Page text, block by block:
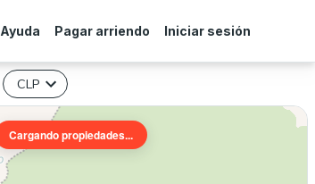
Ayuda Pagar arriendo Iniciar sesión
CLP
Cargando propiedades...